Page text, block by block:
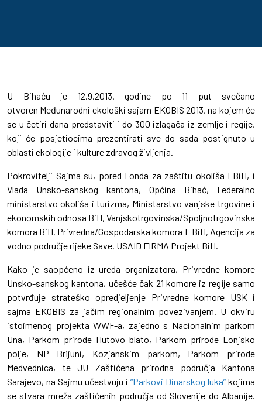
U Bihaću je 12.9.2013. godine po 11 put svečano
otvoren Međunarodni ekološki sajam EKOBIS 2013, na kojem će
se u četiri dana predstaviti i do 300 izlagača iz zemlje i regije,
koji će posjetiocima prezentirati sve do sada postignuto u
oblasti ekologije i kulture zdravog življenja.
Pokrovitelji Sajma su, pored Fonda za zaštitu okoliša FBiH, i
Vlada Unsko-sanskog kantona, Općina Bihać, Federalno
ministarstvo okoliša i turizma, Ministarstvo vanjske trgovine i
ekonomskih odnosa BiH, Vanjskotrgovinska/Spoljnotrgovinska
komora BiH, Privredna/Gospodarska komora F BiH, Agencija za
vodno područje rijeke Save, USAID FIRMA Projekt BiH.
Kako je saopćeno iz ureda organizatora, Privredne komore
Unsko-sanskog kantona, učešće čak 21 komore iz regije samo
potvrđuje strateško opredjeljenje Privredne komore USK i
sajma EKOBIS za jačim regionalnim povezivanjem. U okviru
istoimenog projekta WWF-a, zajedno s Nacionalnim parkom
Una, Parkom prirode Hutovo blato, Parkom prirode Lonjsko
polje, NP Brijuni, Kozjanskim parkom, Parkom prirode
Medvednica, te JU Zaštićena prirodna područja Kantona
Sarajevo, na Sajmu učestvuju i “Parkovi Dinarskog luka” kojima
se stvara mreža zaštićenih područja od Slovenije do Albanije.